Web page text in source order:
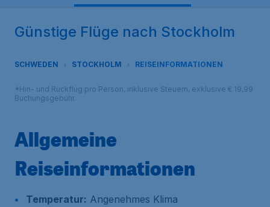
Günstige Flüge nach Stockholm
SCHWEDEN STOCKHOLM REISEINFORMATIONEN
*Hin- und Rückflug pro Person, inklusive Steuern, exklusive € 19,99
Buchungsgebühr.
Allgemeine
Reiseinformationen
Temperatur: Angenehmes Klima